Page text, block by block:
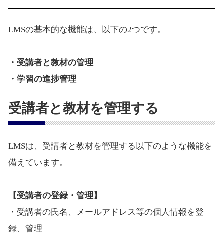
LMSの基本的な機能は、以下の2つです。
・受講者と教材の管理
・学習の進捗管理
受講者と教材を管理する
LMSは、受講者と教材を管理する以下のような機能を
備えています。
【受講者の登録・管理】
・受講者の氏名、メールアドレス等の個人情報を登
録、管理